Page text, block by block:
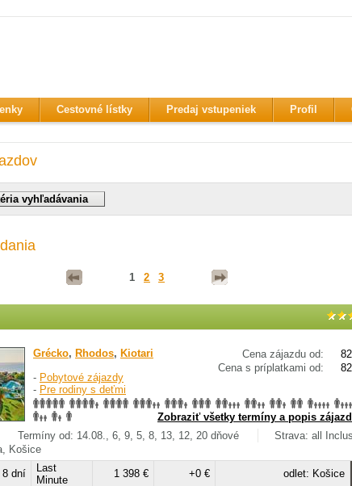
Cestovné lístky Predaj vstupeniek Profil
1 2 3
Cena zájazdu od:
Cena s príplatkami od:
Grécko, Rhodos, Kiotari
- Pobytové zájazdy
- Pre rodiny s deťmi
Zobraziť všetky termíny a popis
Termíny od: 14.08., 6, 9, 5, 8, 13, 12, 20 dňové
Strava: all
Košice
8 dní
Last
Minute
1 398 € +0 € odlet: Košice